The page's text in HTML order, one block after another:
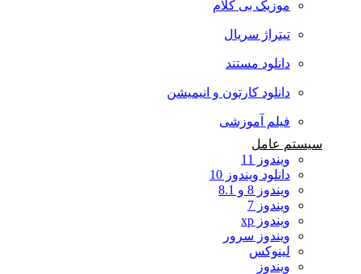
موزیک بی کلام
تیتراژ سریال
دانلود مستند
دانلود کارتون و انیمیشن
فیلم آموزشی
سیستم عامل
ویندوز 11
دانلود ویندوز 10
ویندوز 8 و 8.1
ویندوز 7
ویندوز xp
ویندوز سرور
لینوکس
ویندوز